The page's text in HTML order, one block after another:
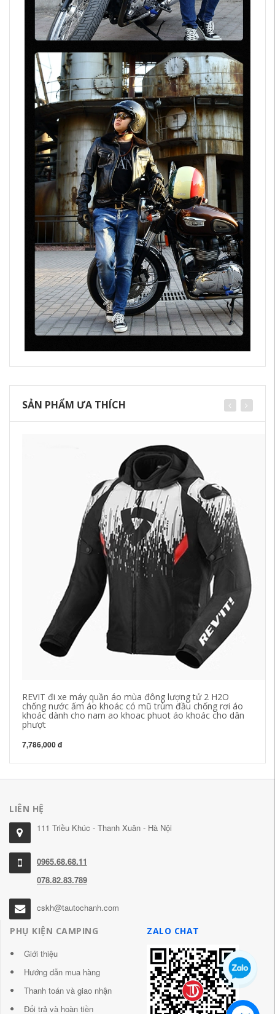
SẢN PHẨM ƯA THÍCH
REVIT đi xe máy quần áo mùa đông lượng tử 2 H2O
chống nước ấm áo khoác có mũ trùm đầu chống rơi áo
khoác dành cho nam ao khoac phuot áo khoác cho dân
phượt
7,786,000 đ
LIÊN HỆ
111 Triều Khúc - Thanh Xuân - Hà Nội
0965.68.68.11
078.82.83.789
cskh@tautochanh.com
PHỤ KIỆN CAMPING
Giới thiệu
Hướng dẫn mua hàng
Thanh toán và giao nhận
Đổi trả và hoàn tiền
ZALO CHAT